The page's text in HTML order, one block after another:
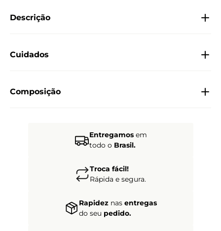
Descrição
Cuidados
Composição
Entregamosem
todo o Brasil.
Troca fácil!
Rápida e segura.
Rapidez nas entregas
do seu pedido.